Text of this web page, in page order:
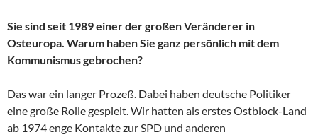
Sie sind seit 1989 einer der großen Veränderer in
Osteuropa. Warum haben Sie ganz persönlich mit dem
Kommunismus gebrochen?
Das war ein langer Prozeß. Dabei haben deutsche Politiker
eine große Rolle gespielt. Wir hatten als erstes Ostblock-Land
ab 1974 enge Kontakte zur SPD und anderen